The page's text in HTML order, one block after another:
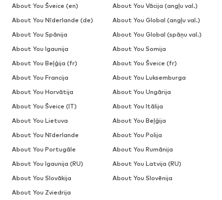
About You Šveice (en)
About You Vācija (angļu val.)
About You Nīderlande (de)
About You Global (angļu val.)
About You Spānija
About You Global (spāņu val.)
About You Igaunija
About You Somija
About You Beļģija (fr)
About You Šveice (fr)
About You Francija
About You Luksemburga
About You Horvātija
About You Ungārija
About You Šveice (IT)
About You Itālija
About You Lietuva
About You Beļģija
About You Nīderlande
About You Polija
About You Portugāle
About You Rumānija
About You Igaunija (RU)
About You Latvija (RU)
About You Slovākija
About You Slovēnija
About You Zviedrija